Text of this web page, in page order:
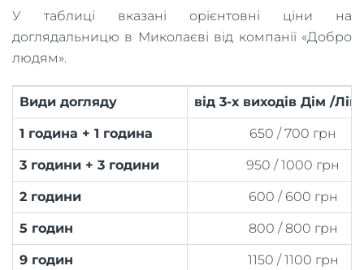
У таблиці вказані орієнтовні ціни на
доглядальницю в Миколаєві від компанії «Добро
людям».
Види догляду від 3-х виходів Дім /
1 година + 1 година 650 / 700 грн
3 години + 3 години 950 / 1000 грн
2 години 600 / 600 грн
5 годин 800 / 800 грн
9 годин 1150 / 1100 грн